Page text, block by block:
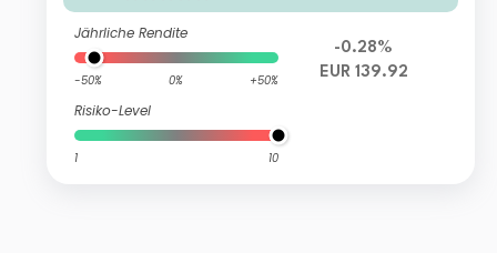
Jährliche Rendite
-50% 0% +50%
Risiko-Level
1 10
-0.28%
EUR 139.92